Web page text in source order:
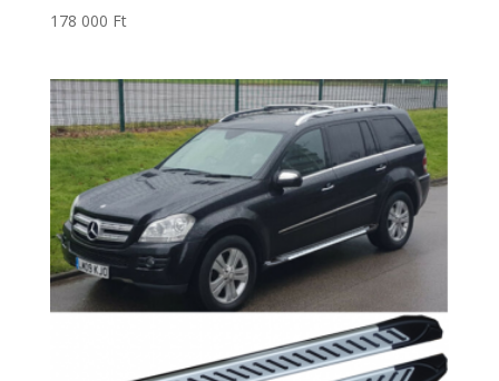
178 000 Ft